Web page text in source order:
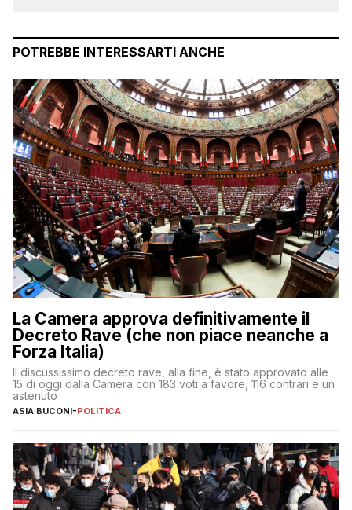
POTREBBE INTERESSARTI ANCHE
La Camera approva definitivamente il
Decreto Rave (che non piace neanche a
Forza Italia)
Il discussissimo decreto rave, alla fine, è stato approvato alle
15 di oggi dalla Camera con 183 voti a favore, 116 contrari e un
astenuto
ASIA BUCONI-POLITICA